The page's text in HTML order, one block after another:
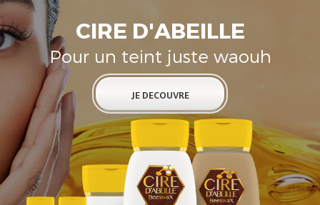
CIRE D'ABEILLE
Pour un teint juste waouh
JE DECOUVRE